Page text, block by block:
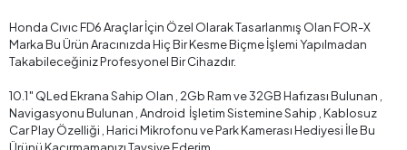
Honda Cıvıc FD6 Araçlar İçin Özel Olarak Tasarlanmış Olan FOR-X
Marka Bu Ürün Aracınızda Hiç Bir Kesme Biçme İşlemi Yapılmadan
Takabileceğiniz Profesyonel Bir Cihazdır.
10.1″ QLed Ekrana Sahip Olan , 2Gb Ram ve 32GB Hafızası Bulunan ,
Navigasyonu Bulunan , Android İşletim Sistemine Sahip , Kablosuz
Car Play Özelliği , Harici Mikrofonu ve Park Kamerası Hediyesi İle Bu